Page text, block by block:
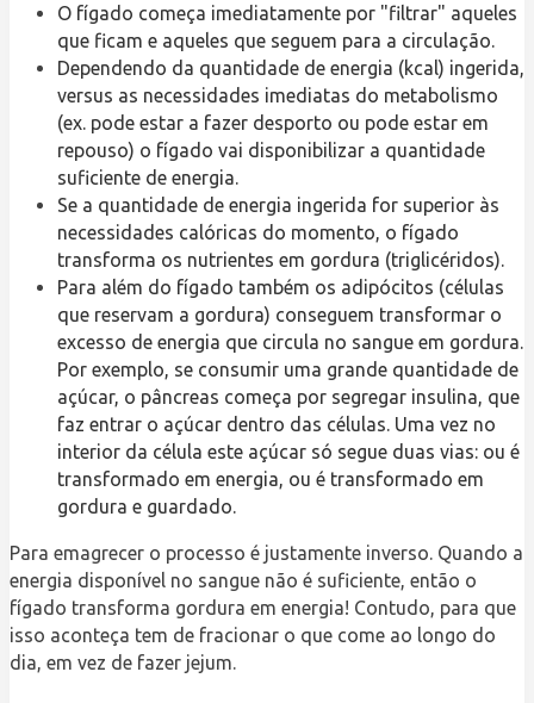
O fígado começa imediatamente por "filtrar" aqueles
que ficam e aqueles que seguem para a circulação.
Dependendo da quantidade de energia (kcal) ingerida,
versus as necessidades imediatas do metabolismo
(ex. pode estar a fazer desporto ou pode estar em
repouso) o fígado vai disponibilizar a quantidade
suficiente de energia.
Se a quantidade de energia ingerida for superior às
necessidades calóricas do momento, o fígado
transforma os nutrientes em gordura (triglicéridos).
Para além do fígado também os adipócitos (células
que reservam a gordura) conseguem transformar o
excesso de energia que circula no sangue em gordura.
Por exemplo, se consumir uma grande quantidade de
açúcar, o pâncreas começa por segregar insulina, que
faz entrar o açúcar dentro das células. Uma vez no
interior da célula este açúcar só segue duas vias: ou é
transformado em energia, ou é transformado em
gordura e guardado.
Para emagrecer o processo é justamente inverso. Quando a
energia disponível no sangue não é suficiente, então o
fígado transforma gordura em energia! Contudo, para que
isso aconteça tem de fracionar o que come ao longo do
dia, em vez de fazer jejum.